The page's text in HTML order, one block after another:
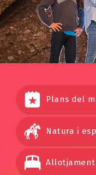
Plans del
Natura i